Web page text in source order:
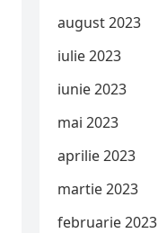
august 2023
iulie 2023
iunie 2023
mai 2023
aprilie 2023
martie 2023
februarie 2023